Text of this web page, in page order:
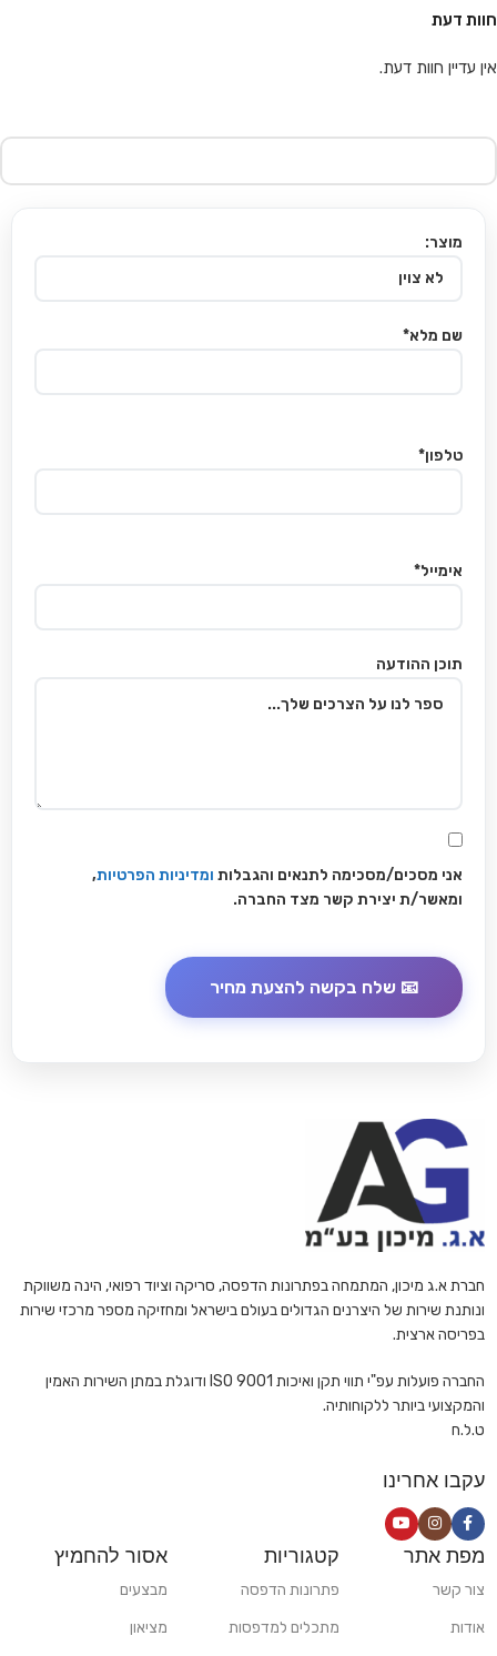
חוות דעת
אין עדיין חוות דעת.
מוצר:
שם מלא*
טלפון*
אימייל*
תוכן ההודעה
אני מסכים/מסכימה לתנאים והגבלות ומדיניות הפרטיות,
ומאשר/ת יצירת קשר מצד החברה.
חברת א.ג מיכון, המתמחה בפתרונות הדפסה, סריקה וציוד רפואי, הינה משווקת
ונותנת שירות של היצרנים הגדולים בעולם בישראל ומחזיקה מספר מרכזי שירות
בפריסה ארצית.
החברה פועלות עפ"י תווי תקן ואיכות ISO 9001 ודוגלת במתן השירות האמין
והמקצועי ביותר ללקוחותיה.
ט.ל.ח
עקבו אחרינו
מפת אתר
צור קשר
אודות
קטגוריות
פתרונות הדפסה
מתכלים למדפסות
אסור להחמיץ
מבצעים
מציאון